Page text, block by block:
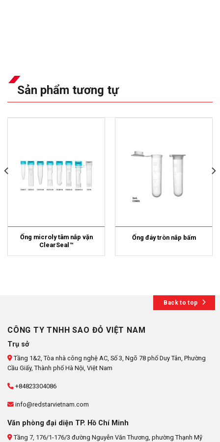
Sản phẩm tương tự
Ống microly tâm nắp vặn
ClearSeal™
Ống đáy tròn nắp bấm
Back to top
CÔNG TY TNHH SAO ĐỎ VIỆT NAM
Trụ sở
Tầng 1&2, Tòa nhà công nghệ AC, Số 3, Ngõ 78 phố Duy Tân, Phường
Cầu Giấy, Thành phố Hà Nội, Việt Nam
+84823304086
info@redstarvietnam.com
Văn phòng đại diện TP. Hồ Chí Minh
Tầng 7, 176/1-176/3 đường Nguyễn Văn Thương, phường Thạnh Mỹ